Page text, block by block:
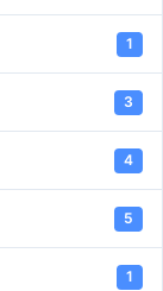
1
3
4
5
1